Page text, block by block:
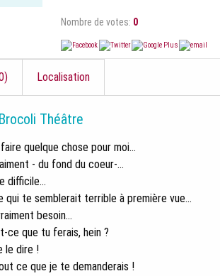
Nombre de votes: 0
Localisation
Théâtre
quelque chose pour moi...
- du fond du coeur-...
difficile...
qui te semblerait terrible à première vue...
besoin...
ce que tu ferais, hein ?
le dire !
ce que je te demanderais !